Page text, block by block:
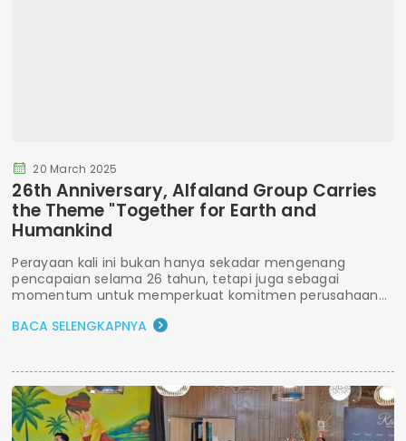
20 March 2025
26th Anniversary, Alfaland Group Carries
the Theme "Together for Earth and
Humankind
Perayaan kali ini bukan hanya sekadar mengenang
pencapaian selama 26 tahun, tetapi juga sebagai
momentum untuk memperkuat komitmen perusahaan...
BACA SELENGKAPNYA